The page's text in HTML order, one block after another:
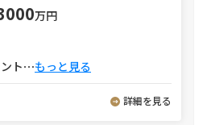
万円
ト⋯もっと見る
詳細を見る